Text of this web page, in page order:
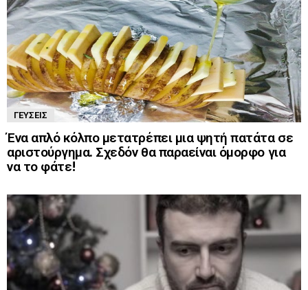
ΓΕΎΣΕΙΣ
Ένα απλό κόλπο μετατρέπει μια ψητή πατάτα σε
αριστούργημα. Σχεδόν θα παραείναι όμορφο για
να το φάτε!